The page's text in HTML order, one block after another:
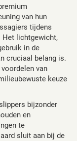
van hun
tijdens
Het lichtgewicht,
in de
cruciaal belang is.
van
keuze
bijzonder
en
te
sluit aan bij de